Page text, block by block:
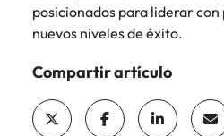
posicionados para liderar
nuevos niveles de éxito.
Compartir artículo